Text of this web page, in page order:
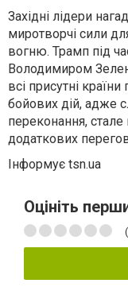
Західні лідери
миротворчі сили
вогню. Трамп під
Володимиром
всі присутні
бойових дій, адже
переконання,
додаткових
Інформує tsn.ua
Оцініть
(